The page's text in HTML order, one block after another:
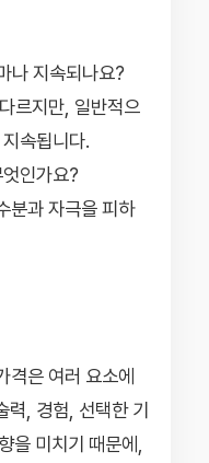
나 지속되나요?
르지만, 일반적으
속됩니다.
인가요?
분과 자극을 피하
격은 여러 요소에
력, 경험, 선택한 기
을 미치기 때문에,